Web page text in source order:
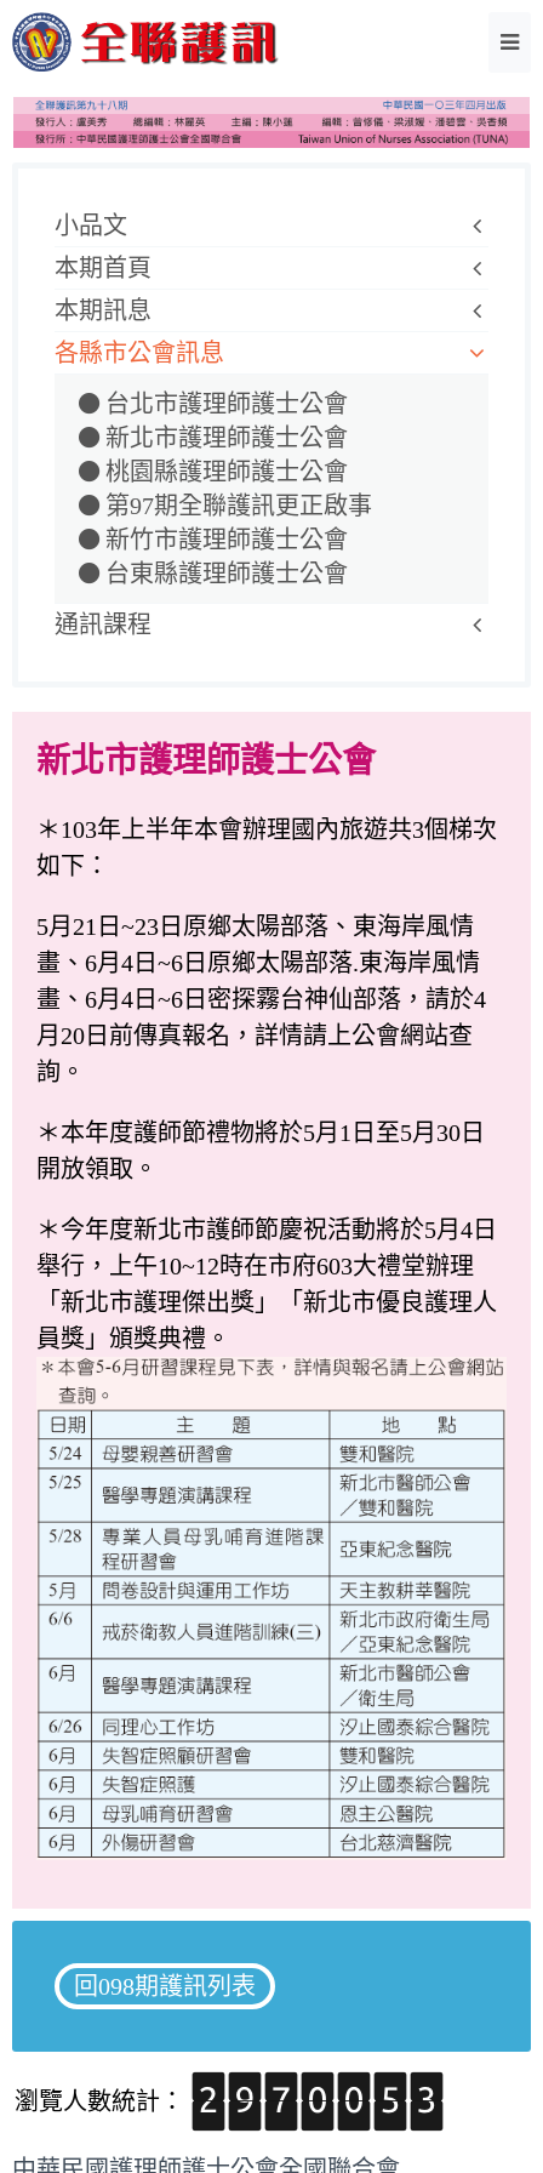
小品文
本期首頁
本期訊息
各縣市公會訊息
台北市護理師護士公會
新北市護理師護士公會
桃園縣護理師護士公會
第97期全聯護訊更正啟事
新竹市護理師護士公會
台東縣護理師護士公會
通訊課程
新北市護理師護士公會
＊103年上半年本會辦理國內旅遊共3個梯次
如下：
5月21日~23日原鄉太陽部落、東海岸風情
畫、6月4日~6日原鄉太陽部落.東海岸風情
畫、6月4日~6日密探霧台神仙部落，請於4
月20日前傳真報名，詳情請上公會網站查
詢。
＊本年度護師節禮物將於5月1日至5月30日
開放領取。
＊今年度新北市護師節慶祝活動將於5月4日
舉行，上午10~12時在市府603大禮堂辦理
「新北市護理傑出獎」「新北市優良護理人
員獎」頒獎典禮。
回098期護訊列表
瀏覽人數統計：